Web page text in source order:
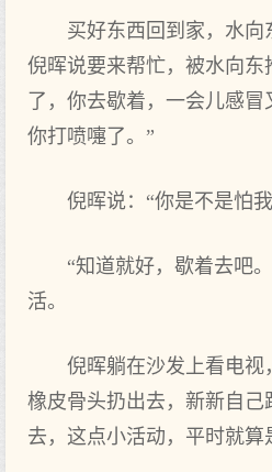
买好东西回到家，水向
倪晖说要来帮忙，被水向东
了，你去歇着，一会儿感
你打喷嚏了。”
倪晖说：“你是不是怕
“知道就好，歇着去吧
活。
倪晖躺在沙发上看电视
橡皮骨头扔出去，新新自己
去，这点小活动，平时就算